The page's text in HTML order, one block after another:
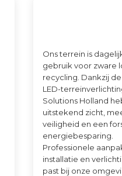
Ons terrein is
gebruik voor zware
recycling. Dankzij
LED-
Solutions Holland
uitstekend zicht,
veiligheid en een
energiebesparing.
Professionele
installatie en
past bij onze